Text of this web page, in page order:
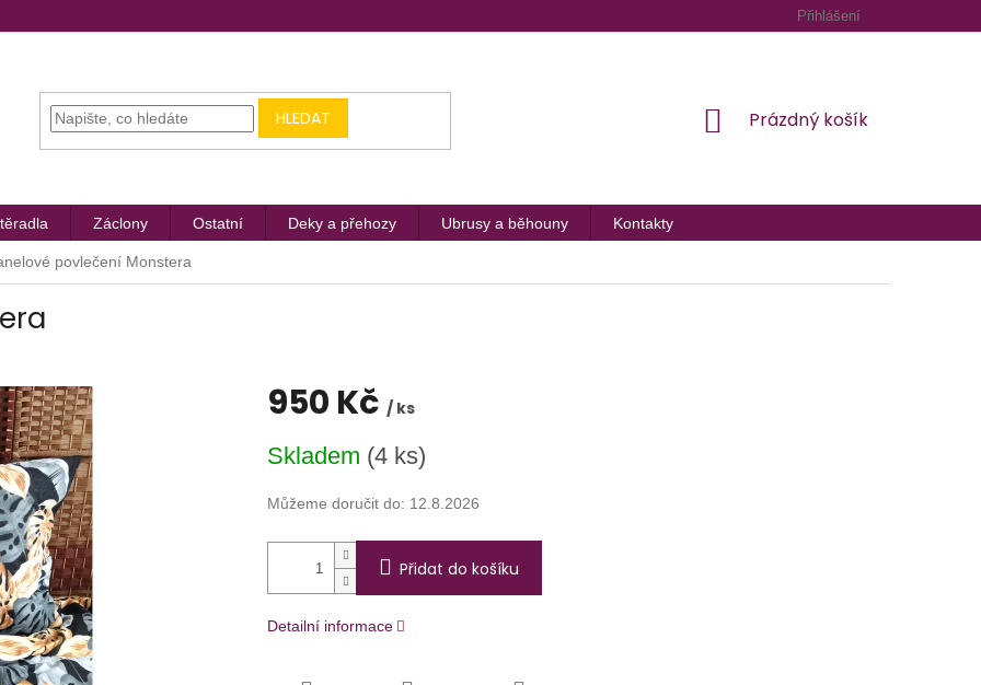
Přihlášení
HLEDAT
NÁKUPNÍ
Prázdný košík
Záclony Ostatní Deky a přehozy Ubrusy a běhouny Kontakty
povlečení Monstera
950 Kč / ks
cena:
Skladem (4 ks)
Můžeme doručit do: 12.8.2026
Přidat do košíku
Detailní informace